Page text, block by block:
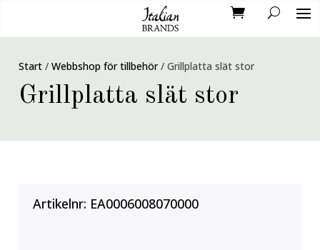
Start /Webbshop för tillbehör/Grillplatta slät stor
Grillplatta slät stor
Artikelnr: EA0006008070000